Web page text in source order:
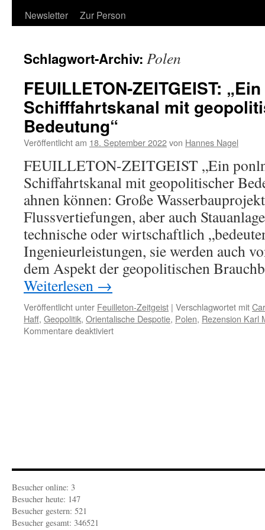
Newsletter
Zur Person
Schlagwort-Archiv: Polen
FEUILLETON-ZEITGEIST:
Schifffahrtskanal mit
Bedeutung“
Veröffentlicht am 18. September 2022von Hannes Nagel
FEUILLETON-ZEITGEIST „Ein
Schiffahrtskanal mit geopolitischer
ahnen können: Große
Flussvertiefungen, aber auch
technische oder wirtschaftlich
Ingenieurleistungen, sie werden auch
dem Aspekt der geopolitischen
Weiterlesen →
Veröffentlicht unter Feuilleton-Zeitgeist | Verschlagwortet mit
Haff, Geopolitik, Orientalische Despotie, Polen, Rezension Karl
Kommentare deaktiviertfür
Besucher online: 3
Besucher heute: 147
Besucher gestern: 521
Besucher gesamt: 346521